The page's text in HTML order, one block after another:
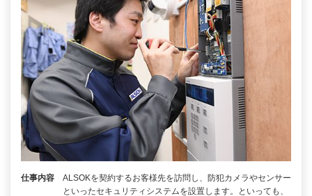
仕事内容
ALSOKを契約するお客様先を訪問し、防犯カメラやセンサー
といったセキュリティシステムを設置します。といっても、